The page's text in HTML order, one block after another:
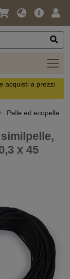
Lingua
Valuta
Offerta
acquisti a prezzi
Pelle ed ecopelle
x 45